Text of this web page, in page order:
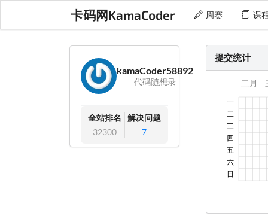
卡码网KamaCoder 周赛 课
kamaCoder58892
代码随想录
全站排名
32300
解决问题
7
提交统计